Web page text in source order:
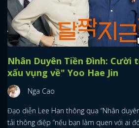
Nhân Duyên Tiền Đình:
xấu vụng về" Yoo Hae Jin
Nga Cao
Đạo diễn Lee Han thông qua “Nhân
tải thông điệp “nếu bạn làm quen với ai